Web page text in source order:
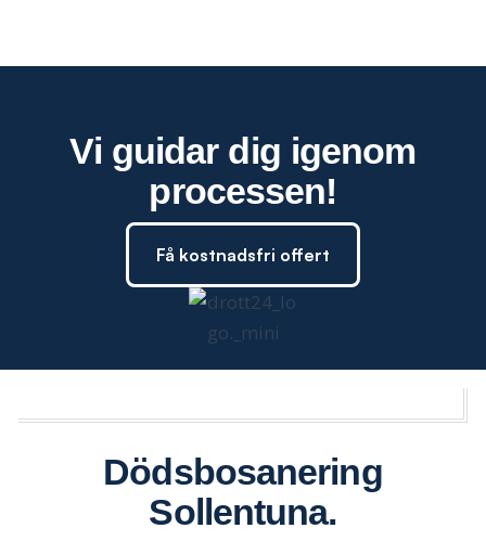
Vi guidar dig igenom
processen!
Få kostnadsfri offert
Dödsbosanering
Sollentuna.